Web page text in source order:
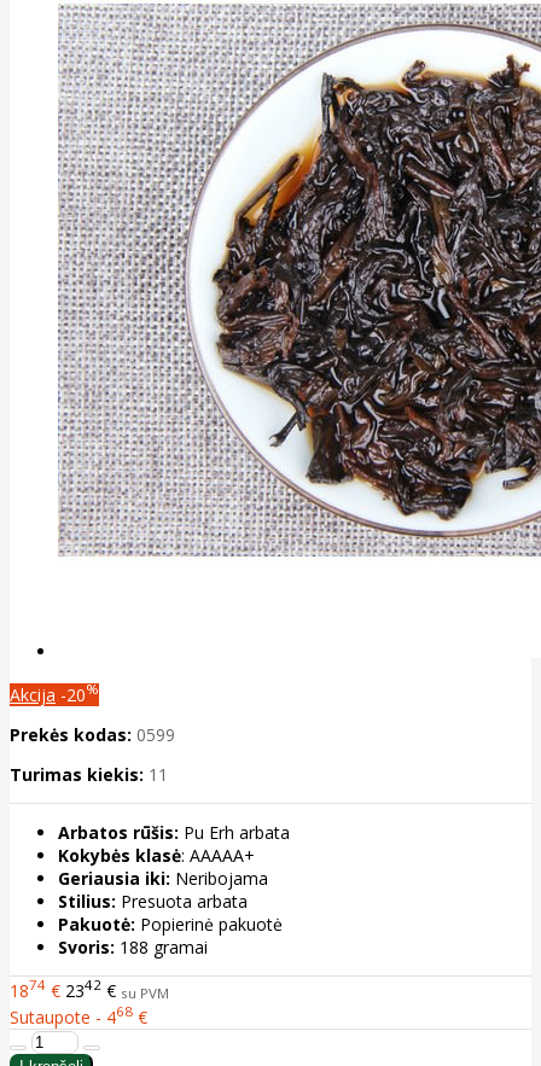
Akcija -20%
Prekės kodas: 0599
Turimas kiekis: 11
Arbatos rūšis: Pu Erh arbata
Kokybės klasė: AAAAA+
Geriausia iki: Neribojama
Stilius: Presuota arbata
Pakuotė: Popierinė pakuotė
Svoris: 188 gramai
1874 € 2342 € su PVM
Sutaupote - 468 €